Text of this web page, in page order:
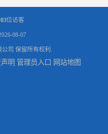
位访客
08-07
司 保留所有权利.
明 管理员入口 网站地图